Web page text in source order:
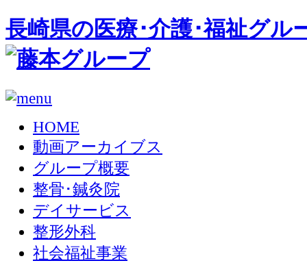
長崎県の医療･介護･福祉グル
HOME
動画アーカイブス
グループ概要
整骨･鍼灸院
デイサービス
整形外科
社会福祉事業